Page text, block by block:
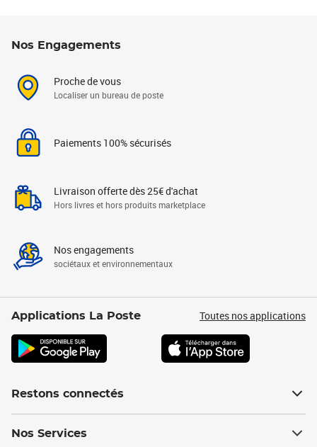
Nos Engagements
Proche de vous
Localiser un bureau de poste
Paiements 100% sécurisés
Livraison offerte dès 25€ d'achat
Hors livres et hors produits marketplace
Nos engagements
sociétaux et environnementaux
Applications La Poste Toutes nos applications
Restons connectés
Nos Services